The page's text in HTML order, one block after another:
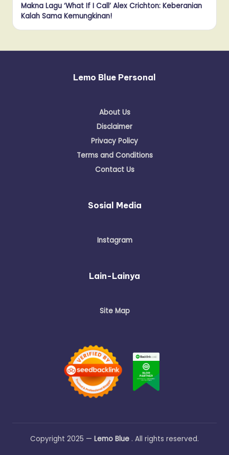
Makna Lagu ‘What If I Call’ Alex Crichton: Keberanian
Kalah Sama Kemungkinan!
Lemo Blue Personal
About Us
Disclaimer
Privacy Policy
Terms and Conditions
Contact Us
Sosial Media
Instagram
Lain-Lainya
Site Map
Copyright 2025 — Lemo Blue . All rights reserved.